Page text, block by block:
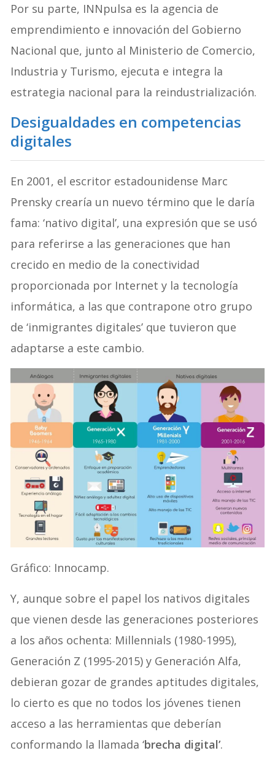
Por su parte, INNpulsa es la agencia de
emprendimiento e innovación del Gobierno
Nacional que, junto al Ministerio de Comercio,
Industria y Turismo, ejecuta e integra la
estrategia nacional para la reindustrialización.
Desigualdades en competencias
digitales
En 2001, el escritor estadounidense Marc
Prensky crearía un nuevo término que le daría
fama: ‘nativo digital’, una expresión que se usó
para referirse a las generaciones que han
crecido en medio de la conectividad
proporcionada por Internet y la tecnología
informática, a las que contrapone otro grupo
de ‘inmigrantes digitales’ que tuvieron que
adaptarse a este cambio.
Gráfico: Innocamp.
Y, aunque sobre el papel los nativos digitales
que vienen desde las generaciones posteriores
a los años ochenta: Millennials (1980-1995),
Generación Z (1995-2015) y Generación Alfa,
debieran gozar de grandes aptitudes digitales,
lo cierto es que no todos los jóvenes tienen
acceso a las herramientas que deberían
conformando la llamada ‘brecha digital’.